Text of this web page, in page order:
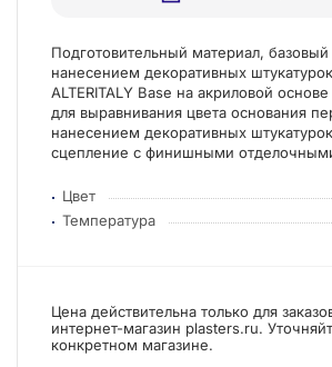
Подготовительный материал,
нанесением декоративных
ALTERITALY Base на акриловой основе
для выравнивания цвета основания
нанесением декоративных
сцепление с финишными
Цвет
Температура
Цена действительна только для
интернет-магазин plasters.ru.
конкретном магазине.